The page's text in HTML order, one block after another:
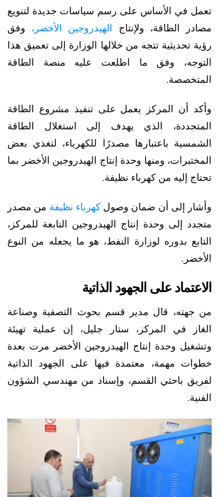
تعمل في الأساس على رسم سياسات جديدة لتنويع
مصادر الطاقة، ولإنتاج
الهيدروجين الأخضر، وفق
رؤية تحديثية تتجه من خلالها الوزارة إلى تعميق هذا
التوجه، وفق ما اطلعت عليه منصة الطاقة
المتخصصة.
وأكد أن المركز يعمل على تنفيذ مشروع الطاقة
المتجددة، الذي يهدف إلى استغلال الطاقة
الشمسية باعتبارها مصدرًا للكهرباء، لتغذي بعض
المختبرات، ومنها وحدة إنتاج الهيدروجين الأخضر بما
تحتاج إليه من كهرباء نظيفة.
وأشار إلى أن ضمان وصولكهرباء نظيفة من مصدر
متجدد إلى وحدة إنتاج الهيدروجين التابعة للمركز،
التابع بدوره لوزارة النفط، هو ما يجعله من النوع
الأخضر.
الاعتماد على الجهود الذاتية
من جهته، قال مدير قسم بحوث التصفية وصناعة
الغاز في المركز، ستار جليل، إن عملية تهيئة
وتشغيل وحدة إنتاج الهيدروجين الأخضر مرت بعدة
خطوات مهمة، معتمدة فيها على الجهود الذاتية
لفريق باحثي القسم، وإسناد من مهندسي الشؤون
الفنية.